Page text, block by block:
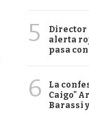
5
Director
alerta
pasa
6
La
Caigo"
Barassi